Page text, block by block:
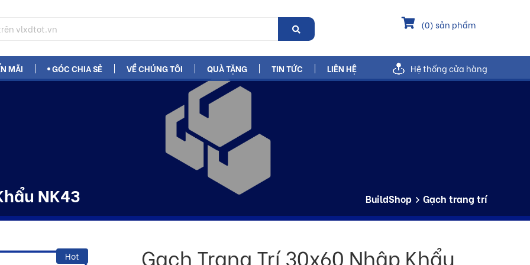
(0) sản phẩm
MÃI GÓC CHIA SẺ VỀ CHÚNG TÔI QUÀ TẶNG TIN TỨC LIÊN HỆ Hệ thống cửa hàng
NK43 BuildShop Gạch trang trí
Hot
Gạch Trang Trí 30x60 Nhập Khẩu